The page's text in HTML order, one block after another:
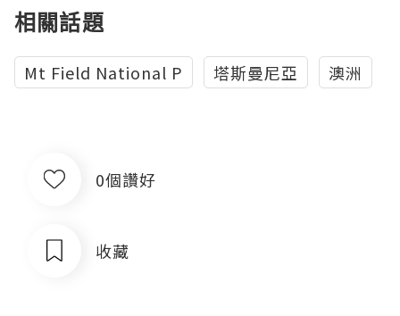
相關話題
Mt Field National P 塔斯曼尼亞 澳洲
0個讚好
收藏